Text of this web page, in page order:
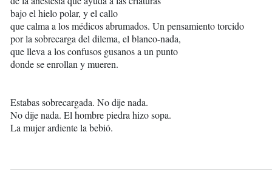
bajo el hielo polar, y el callo
que calma a los médicos abrumados. Un pensamiento torcido
por la sobrecarga del dilema, el blanco-nada,
que lleva a los confusos gusanos a un punto
donde se enrollan y mueren.
Estabas sobrecargada. No dije nada.
No dije nada. El hombre piedra hizo sopa.
La mujer ardiente la bebió.